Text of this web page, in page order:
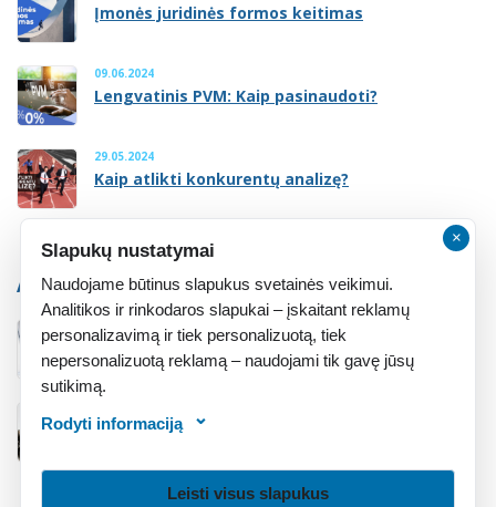
Įmonės juridinės formos keitimas
09.06.2024
Lengvatinis PVM: Kaip pasinaudoti?
29.05.2024
Kaip atlikti konkurentų analizę?
ATMINTINĖ
Atmintinė įsteigusiems įmonę
Atmintinė įsigijusiems įmonę
×
Slapukų nustatymai
Naudojame būtinus slapukus svetainės veikimui.
Analitikos ir rinkodaros slapukai – įskaitant reklamų
personalizavimą ir tiek personalizuotą, tiek
nepersonalizuotą reklamą – naudojami tik gavę jūsų
sutikimą.
Rodyti informaciją
Leisti visus slapukus